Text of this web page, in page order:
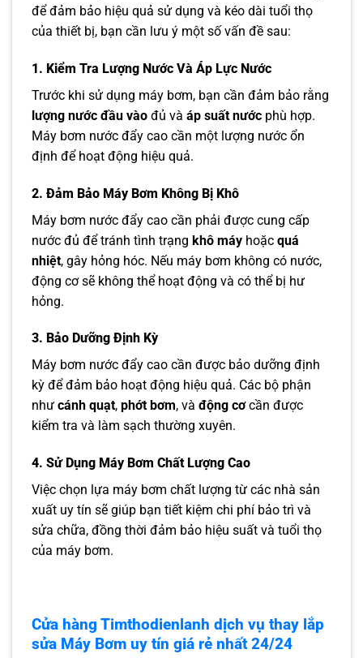
để đảm bảo hiệu quả sử dụng và kéo dài tuổi thọ
của thiết bị, bạn cần lưu ý một số vấn đề sau:
1. Kiểm Tra Lượng Nước Và Áp Lực Nước
Trước khi sử dụng máy bơm, bạn cần đảm bảo rằng
lượng nước đầu vào đủ và áp suất nước phù hợp.
Máy bơm nước đẩy cao cần một lượng nước ổn
định để hoạt động hiệu quả.
2. Đảm Bảo Máy Bơm Không Bị Khô
Máy bơm nước đẩy cao cần phải được cung cấp
nước đủ để tránh tình trạng khô máy hoặc quá
nhiệt, gây hỏng hóc. Nếu máy bơm không có nước,
động cơ sẽ không thể hoạt động và có thể bị hư
hỏng.
3. Bảo Dưỡng Định Kỳ
Máy bơm nước đẩy cao cần được bảo dưỡng định
kỳ để đảm bảo hoạt động hiệu quả. Các bộ phận
như cánh quạt, phớt bơm, và động cơcần được
kiểm tra và làm sạch thường xuyên.
4. Sử Dụng Máy Bơm Chất Lượng Cao
Việc chọn lựa máy bơm chất lượng từ các nhà sản
xuất uy tín sẽ giúp bạn tiết kiệm chi phí bảo trì và
sửa chữa, đồng thời đảm bảo hiệu suất và tuổi thọ
của máy bơm.
Cửa hàng Timthodienlanh dịch vụ thay lắp
sửa Máy Bơm uy tín giá rẻ nhất 24/24